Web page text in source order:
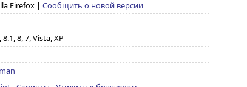
Firefox| Сообщить о новой версии
8, 7, Vista, XP